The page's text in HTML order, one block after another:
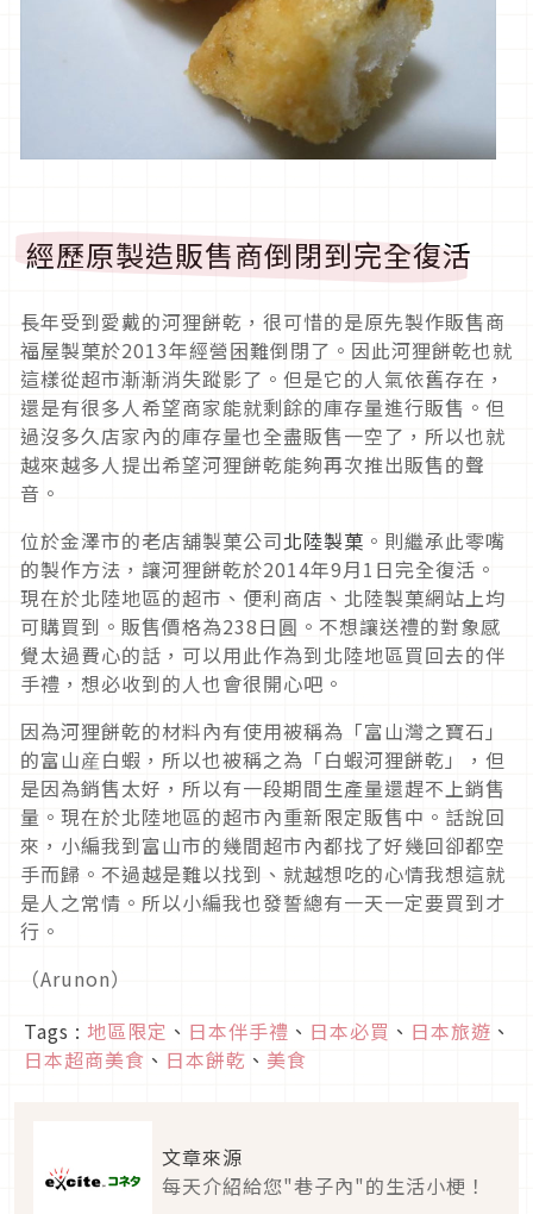
經歷原製造販售商倒閉到完全復活
長年受到愛戴的河狸餅乾，很可惜的是原先製作販售商
福屋製菓於2013年經營困難倒閉了。因此河狸餅乾也就
這樣從超市漸漸消失蹤影了。但是它的人氣依舊存在，
還是有很多人希望商家能就剩餘的庫存量進行販售。但
過沒多久店家內的庫存量也全盡販售一空了，所以也就
越來越多人提出希望河狸餅乾能夠再次推出販售的聲
音。
位於金澤市的老店舖製菓公司北陸製菓 。則繼承此零嘴
的製作方法，讓河狸餅乾於2014年9月1日完全復活。
現在於北陸地區的超市、便利商店、北陸製菓網站上均
可購買到。販售價格為238日圓。不想讓送禮的對象感
覺太過費心的話，可以用此作為到北陸地區買回去的伴
手禮，想必收到的人也會很開心吧。
因為河狸餅乾的材料內有使用被稱為「富山灣之寶石」
的富山産白蝦，所以也被稱之為「白蝦河狸餅乾」，但
是因為銷售太好，所以有一段期間生產量還趕不上銷售
量。現在於北陸地區的超市內重新限定販售中。話說回
來，小編我到富山市的幾間超市內都找了好幾回卻都空
手而歸。不過越是難以找到、就越想吃的心情我想這就
是人之常情。所以小編我也發誓總有一天一定要買到才
行。
（Arunon）
Tags : 地區限定 、 日本伴手禮 、 日本必買 、 日本旅遊 、
日本超商美食 、 日本餅乾 、 美食
文章來源
每天介紹給您"巷子內"的生活小梗！